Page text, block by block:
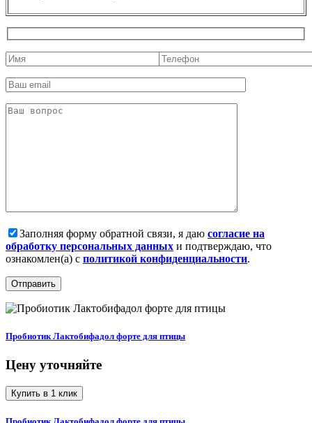
Заполняя форму обратной связи, я даю согласие на
обработку персональных данных и подтверждаю, что
ознакомлен(а) с политикой конфиденциальности.
Пробиотик Лактобифадол форте для птицы
Цену уточняйте
Купить в 1 клик